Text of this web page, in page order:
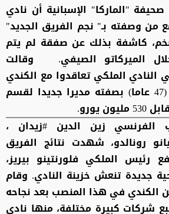
"الماركا" الإسبانية أن نادي
من وصفته بـ" نجم الفريق الجديد"
كاشفة بذلك عن صفقة لم يتم
الميركاتو الصيفي. وقالت
الملكي تعاقدوا مع الكندي
ديفيد #هوبكنسون (47 عاما) بصفته مديرا جديدا لقسم
يورو.
الفرنسي زين الدين #زيدان ،
رونالدو، شهدت نتائج الفريق
رئيس الملكي فلورنتينو بيريز،
جديدة تنعش خزينة النادي. وقام
الكندي في هذا المنصب بعد نجاحه
شركات كبيرة مختلفة، منها نادي